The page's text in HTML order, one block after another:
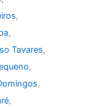
,
,
Tavares,
,
,
,